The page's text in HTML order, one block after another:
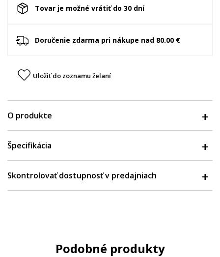
Tovar je možné vrátiť do 30 dní
Doručenie zdarma pri nákupe nad 80.00 €
Uložiť do zoznamu želaní
O produkte
Špecifikácia
Skontrolovať dostupnosť v predajniach
Podobné produkty